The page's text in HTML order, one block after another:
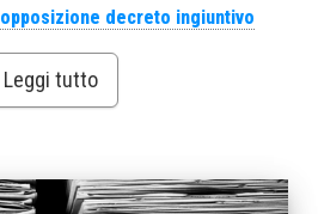
opposizione decreto ingiuntivo
Leggi tutto